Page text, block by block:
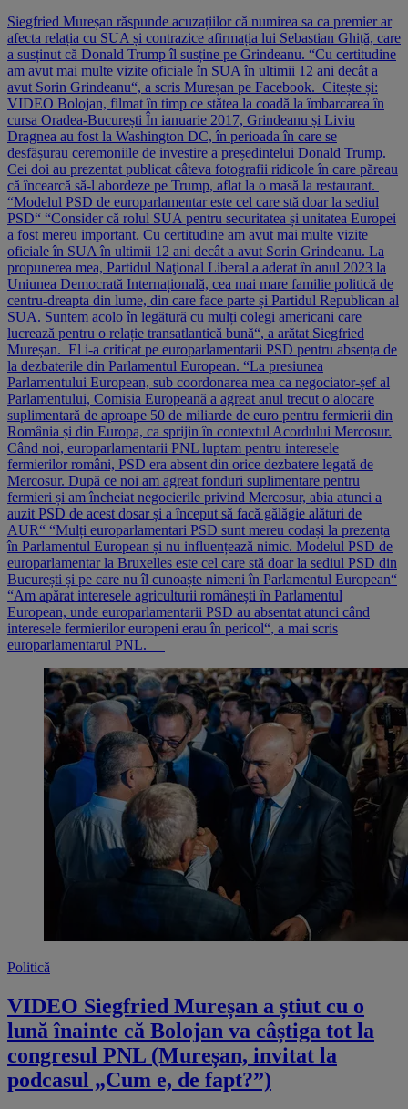
Siegfried Mureșan răspunde acuzațiilor că numirea sa ca premier ar
afecta relația cu SUA și contrazice afirmația lui Sebastian Ghiță, care
a susținut că Donald Trump îl susține pe Grindeanu. “Cu certitudine
am avut mai multe vizite oficiale în SUA în ultimii 12 ani decât a
avut Sorin Grindeanu“, a scris Mureșan pe Facebook. Citește și:
VIDEO Bolojan, filmat în timp ce stătea la coadă la îmbarcarea în
cursa Oradea-București În ianuarie 2017, Grindeanu și Liviu
Dragnea au fost la Washington DC, în perioada în care se
desfășurau ceremoniile de investire a președintelui Donald Trump.
Cei doi au prezentat publicat câteva fotografii ridicole în care păreau
că încearcă să-l abordeze pe Trump, aflat la o masă la restaurant.
“Modelul PSD de europarlamentar este cel care stă doar la sediul
PSD“ “Consider că rolul SUA pentru securitatea și unitatea Europei
a fost mereu important. Cu certitudine am avut mai multe vizite
oficiale în SUA în ultimii 12 ani decât a avut Sorin Grindeanu. La
propunerea mea, Partidul Naţional Liberal a aderat în anul 2023 la
Uniunea Democrată Internațională, cea mai mare familie politică de
centru-dreapta din lume, din care face parte și Partidul Republican al
SUA. Suntem acolo în legătură cu mulți colegi americani care
lucrează pentru o relație transatlantică bună“, a arătat Siegfried
Mureșan. El i-a criticat pe europarlamentarii PSD pentru absența de
la dezbaterile din Parlamentul European. “La presiunea
Parlamentului European, sub coordonarea mea ca negociator-șef al
Parlamentului, Comisia Europeană a agreat anul trecut o alocare
suplimentară de aproape 50 de miliarde de euro pentru fermierii din
România și din Europa, ca sprijin în contextul Acordului Mercosur.
Când noi, europarlamentarii PNL luptam pentru interesele
fermierilor români, PSD era absent din orice dezbatere legată de
Mercosur. După ce noi am agreat fonduri suplimentare pentru
fermieri și am încheiat negocierile privind Mercosur, abia atunci a
auzit PSD de acest dosar și a început să facă gălăgie alături de
AUR“ “Mulți europarlamentari PSD sunt mereu codași la prezența
în Parlamentul European și nu influențează nimic. Modelul PSD de
europarlamentar la Bruxelles este cel care stă doar la sediul PSD din
București și pe care nu îl cunoaște nimeni în Parlamentul European“
“Am apărat interesele agriculturii românești în Parlamentul
European, unde europarlamentarii PSD au absentat atunci când
interesele fermierilor europeni erau în pericol“, a mai scris
europarlamentarul PNL.
Politică
VIDEO Siegfried Mureșan a știut cu o
lună înainte că Bolojan va câștiga tot la
congresul PNL (Mureșan, invitat la
podcasul „Cum e, de fapt?”)